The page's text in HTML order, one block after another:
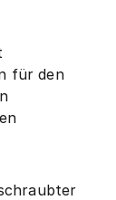
für den